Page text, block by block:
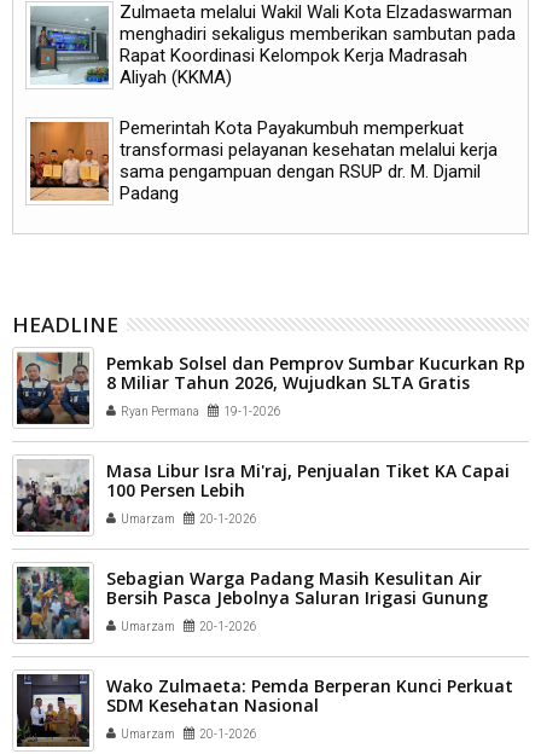
Zulmaeta melalui Wakil Wali Kota Elzadaswarman
menghadiri sekaligus memberikan sambutan pada
Rapat Koordinasi Kelompok Kerja Madrasah
Aliyah (KKMA)
Pemerintah Kota Payakumbuh memperkuat
transformasi pelayanan kesehatan melalui kerja
sama pengampuan dengan RSUP dr. M. Djamil
Padang
HEADLINE
Pemkab Solsel dan Pemprov Sumbar Kucurkan Rp
8 Miliar Tahun 2026, Wujudkan SLTA Gratis
Ryan Permana 19-1-2026
Masa Libur Isra Mi'raj, Penjualan Tiket KA Capai
100 Persen Lebih
Umarzam 20-1-2026
Sebagian Warga Padang Masih Kesulitan Air
Bersih Pasca Jebolnya Saluran Irigasi Gunung
NagoUmarzam 20-1-2026
Wako Zulmaeta: Pemda Berperan Kunci Perkuat
SDM Kesehatan Nasional
Umarzam 20-1-2026